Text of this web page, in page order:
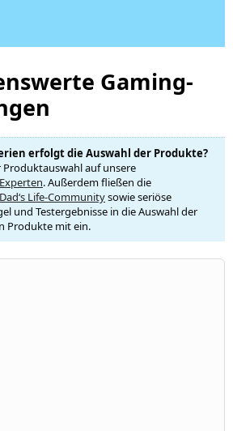
Gaming-
erfolgt die Auswahl der Produkte?
auf unsere
. Außerdem fließen die
Dad‘s Life-Communitysowie seriöse
und Testergebnisse in die Auswahl der
Produkte mit ein.